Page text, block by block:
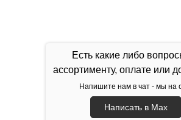
Есть какие либо
ассортименту, оплате или
Напишите нам в чат - мы на
Написать в Max